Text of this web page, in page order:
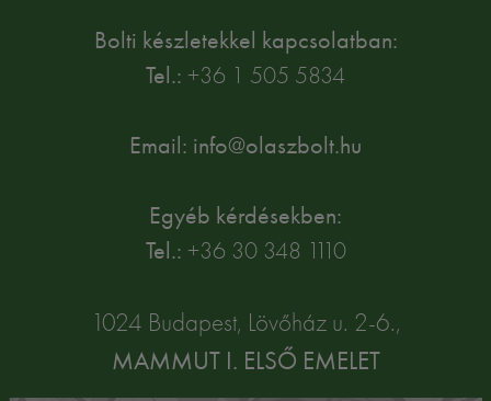
Bolti készletekkel kapcsolatban:
Tel.: +36 1 505 5834
Email: info@olaszbolt.hu
Egyéb kérdésekben:
Tel.: +36 30 348 1110
1024 Budapest, Lövőház u. 2-6.,
MAMMUT I. ELSŐ EMELET